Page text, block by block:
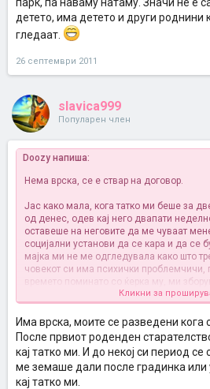
детето, има детето и други роднини
гледаат.
26 септември 2011
slavica999
Популарен член
Doozy напиша:
Нема врска, се е ствар на договор.
Јас како мала, кога татко ми беше за
од денес, одев кај него двапати
оставеше на неговите да ме чуваат
социјални установи да се кара и да се
мајка ми не ме одгледувала како што
човекот си има психички
времето поминато со ќерка му, ми
чинат, тој чини и дека еден ден ќе
Сфатив јас кој е добриот, кој лошиот, но
веќе.
Ако сакав, можев и секој ден да одам
играа, ме шетаа, секогаш ми правеа за
беше убаво и со тетка ми, ееее, одевме
натаму. Значи не е само таткото да го
Кликни за
Има врска, моите се разведени кога
После првиот роденден
кај татко ми. И до некој си период
ме земаше дали после градинка
кај татко ми.